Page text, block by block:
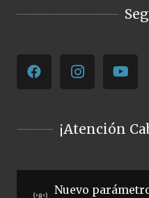
¡Atención
Nuevo